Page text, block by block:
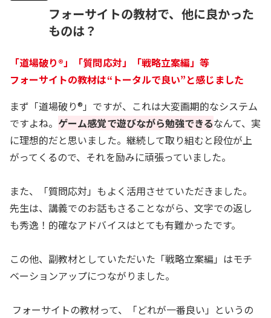
フォーサイトの教材で、他に良かった
ものは？
「道場破り®」「質問応対」「戦略立案編」等
フォーサイトの教材は“トータルで良い”と感じました
まず「道場破り®」ですが、これは大変画期的なシステム
ですよね。 ゲーム感覚で遊びながら勉強できるなんて、実
に理想的だと思いました。継続して取り組むと段位が上
がってくるので、それを励みに頑張っていました。
また、「質問応対」もよく活用させていただきました。
先生は、講義でのお話もさることながら、文字での返し
も秀逸！的確なアドバイスはとても有難かったです。
この他、副教材としていただいた「戦略立案編」はモチ
ベーションアップにつながりました。
フォーサイトの教材って、「どれが一番良い」というの